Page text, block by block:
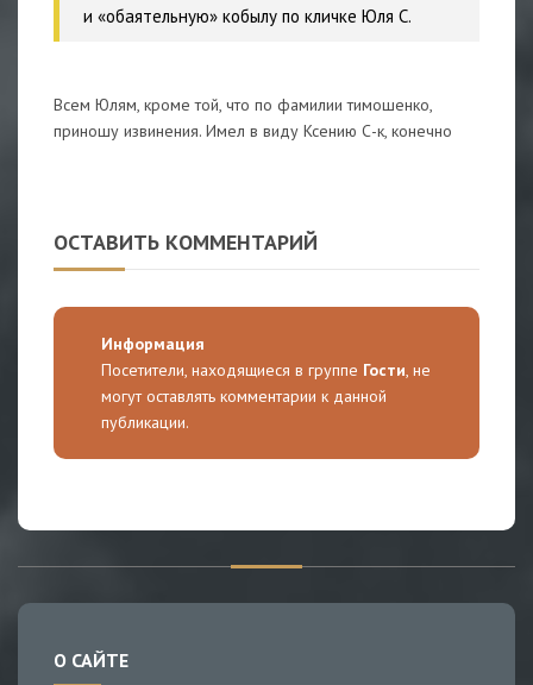
и «обаятельную» кобылу по кличке Юля С.
Всем Юлям, кроме той, что по фамилии тимошенко,
приношу извинения. Имел в виду Ксению С-к, конечно
ОСТАВИТЬ КОММЕНТАРИЙ
Информация
Посетители, находящиеся в группе Гости, не
могут оставлять комментарии к данной
публикации.
О САЙТЕ